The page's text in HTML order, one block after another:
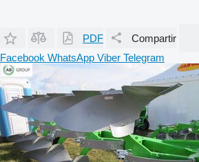
PDF Compartir
Facebook WhatsApp Viber Telegram